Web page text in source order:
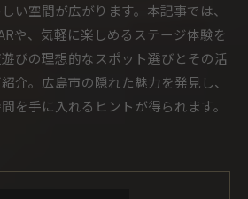
い空間が広がります。本記事では、
や、気軽に楽しめるステージ体験を
びの理想的なスポット選びとその活
介。広島市の隠れた魅力を発見し、
を手に入れるヒントが得られます。